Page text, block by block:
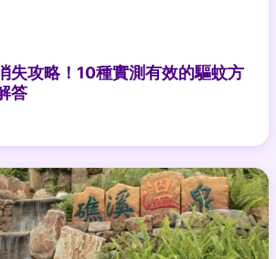
失攻略！10種實測有效的驅蚊方
答